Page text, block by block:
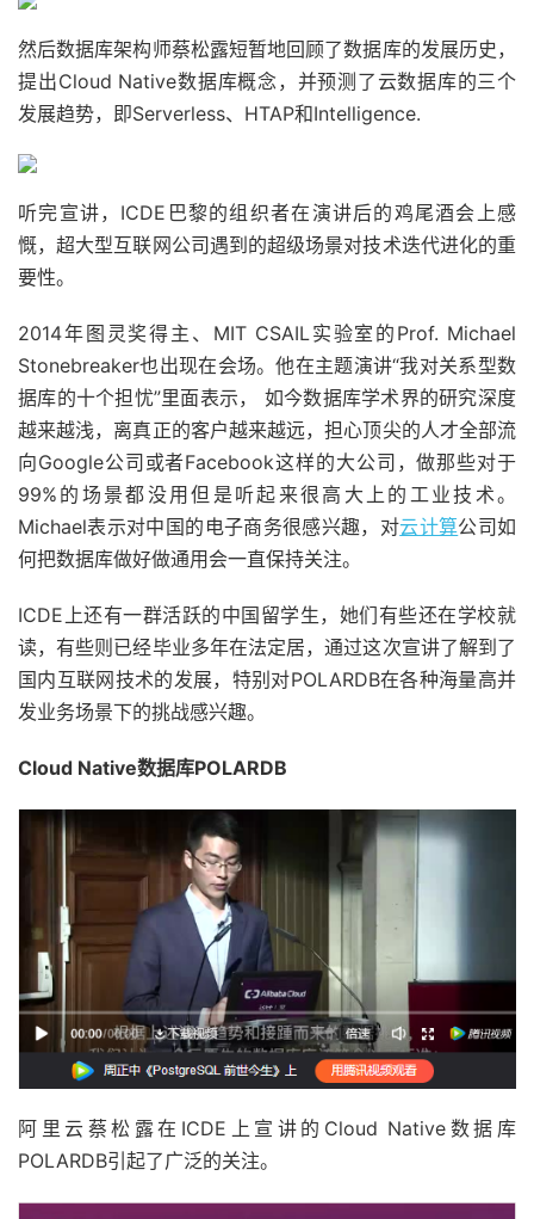
然后数据库架构师蔡松露短暂地回顾了数据库的发展历史，
提出Cloud Native数据库概念，并预测了云数据库的三个
发展趋势，即Serverless、HTAP和Intelligence.
听完宣讲，ICDE巴黎的组织者在演讲后的鸡尾酒会上感
慨，超大型互联网公司遇到的超级场景对技术迭代进化的重
要性。
2014年图灵奖得主、MIT CSAIL实验室的Prof. Michael
Stonebreaker也出现在会场。他在主题演讲“我对关系型数
据库的十个担忧”里面表示， 如今数据库学术界的研究深度
越来越浅，离真正的客户越来越远，担心顶尖的人才全部流
向Google公司或者Facebook这样的大公司，做那些对于
99%的场景都没用但是听起来很高大上的工业技术。
Michael表示对中国的电子商务很感兴趣，对云计算公司如
何把数据库做好做通用会一直保持关注。
ICDE上还有一群活跃的中国留学生，她们有些还在学校就
读，有些则已经毕业多年在法定居，通过这次宣讲了解到了
国内互联网技术的发展，特别对POLARDB在各种海量高并
发业务场景下的挑战感兴趣。
Cloud Native数据库POLARDB
阿里云蔡松露在ICDE上宣讲的Cloud Native数据库
POLARDB引起了广泛的关注。